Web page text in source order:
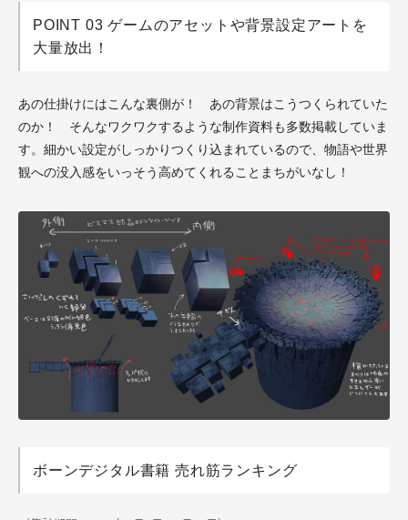
POINT 03 ゲームのアセットや背景設定アートを
大量放出！
あの仕掛けにはこんな裏側が！ あの背景はこうつくられていた
のか！ そんなワクワクするような制作資料も多数掲載していま
す。細かい設定がしっかりつくり込まれているので、物語や世界
観への没入感をいっそう高めてくれることまちがいなし！
ボーンデジタル書籍 売れ筋ランキング